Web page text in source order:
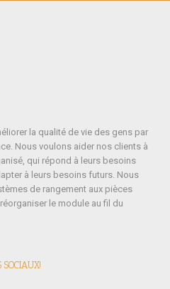
la qualité de vie des gens par
Nous voulons aider nos clients à
qui répond à leurs besoins
à leurs besoins futurs. Nous
de rangement aux pièces
le module au fil du